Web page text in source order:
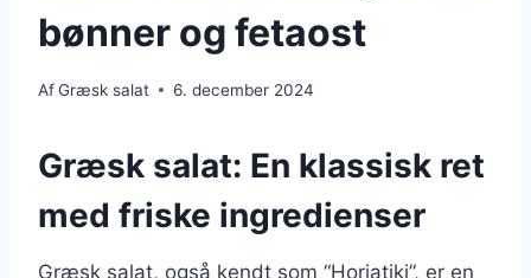
bønner og fetaost
AfGræsk salat 6. december 2024
Græsk salat: En klassisk ret
med friske ingredienser
Græsk salat, også kendt som “Horiatiki”, er en